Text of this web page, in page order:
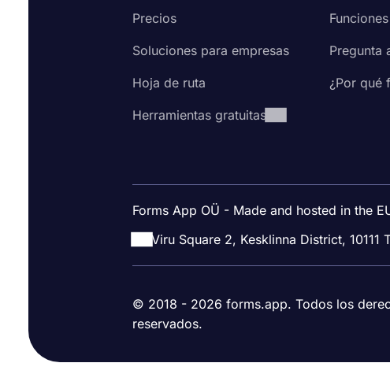
Precios
Soluciones para empresas
Hoja de ruta
Herramientas gratuitas
Funciones
Pregunta
¿Por qué
Forms App OÜ - Made and hosted in the
Viru Square 2, Kesklinna District, 10111
© 2018 - 2026 forms.app. Todos los
reservados.